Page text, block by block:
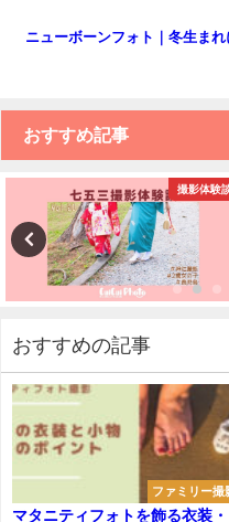
ニューボーンフォト｜冬生ま
おすすめ記事
撮影体験
おすすめの記事
ファミリー撮
マタニティフォトを飾る衣装・